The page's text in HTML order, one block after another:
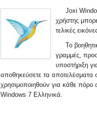
Joxi
χρήστης
τελικές
Το
γραμμές,
υποστήριξη
αποθηκεύσετε τα αποτελέσματα
χρησιμοποιηθούν για κάθε πόρο
Windows 7 Ελληνικά.